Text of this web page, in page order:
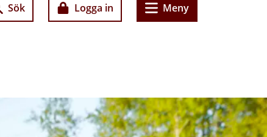
Sök Logga in Meny